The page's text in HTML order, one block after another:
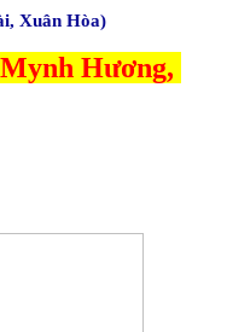
Xuân Hòa)
Hương,